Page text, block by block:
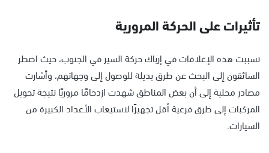
تأثيرات على الحركة المرورية
تسببت هذه الإغلاقات في إرباك حركة السير في الجنوب، حيث اضطر
السائقون إلى البحث عن طرق بديلة للوصول إلى وجهاتهم، وأشارت
مصادر محلية إلى أن بعض المناطق شهدت ازدحامًا مروريًا نتيجة تحويل
المركبات إلى طرق فرعية أقل تجهيزًا لاستيعاب الأعداد الكبيرة من
السيارات.